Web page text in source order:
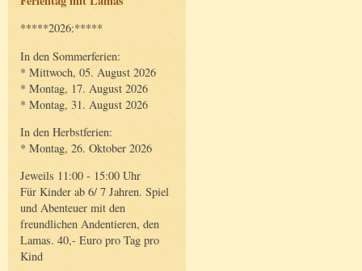
*****2026:*****
In den Sommerferien:
* Mittwoch, 05. August 2026
* Montag, 17. August 2026
* Montag, 31. August 2026
In den Herbstferien:
* Montag, 26. Oktober 2026
Jeweils 11:00 - 15:00 Uhr
Für Kinder ab 6/ 7 Jahren. Spiel
und Abenteuer mit den
freundlichen Andentieren, den
Lamas. 40,- Euro pro Tag pro
Kind